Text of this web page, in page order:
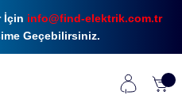
İçin info@find-elektrik.com.tr
Geçebilirsiniz.